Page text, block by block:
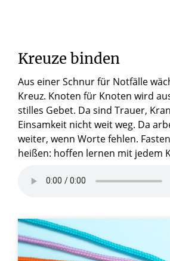
Kreuze binden
Aus einer Schnur für Notfälle
Kreuz. Knoten für Knoten wird
stilles Gebet. Da sind Trauer,
Einsamkeit nicht weit weg. Da
weiter, wenn Worte fehlen.
heißen: hoffen lernen mit jedem